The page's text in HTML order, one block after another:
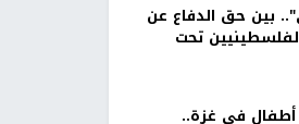
بين حق الدفاع عن
تحت
في غزة..